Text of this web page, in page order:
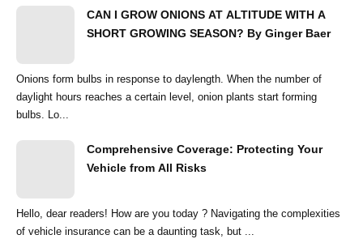
CAN I GROW ONIONS AT ALTITUDE WITH A
SHORT GROWING SEASON? By Ginger Baer
Onions form bulbs in response to daylength. When the number of
daylight hours reaches a certain level, onion plants start forming
bulbs. Lo...
Comprehensive Coverage: Protecting Your
Vehicle from All Risks
Hello, dear readers! How are you today ? Navigating the complexities
of vehicle insurance can be a daunting task, but ...